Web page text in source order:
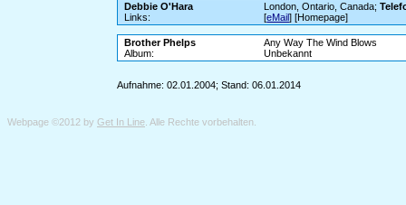
Debbie O'Hara London, Ontario, Canada;
Links:
[eMail] [Homepage]
Brother Phelps
Any Way The Wind Blows
Album:
Unbekannt
Aufnahme: 02.01.2004; Stand: 06.01.2014
Webpage ©2012 by Get In Line . Alle Rechte vorbehalten.